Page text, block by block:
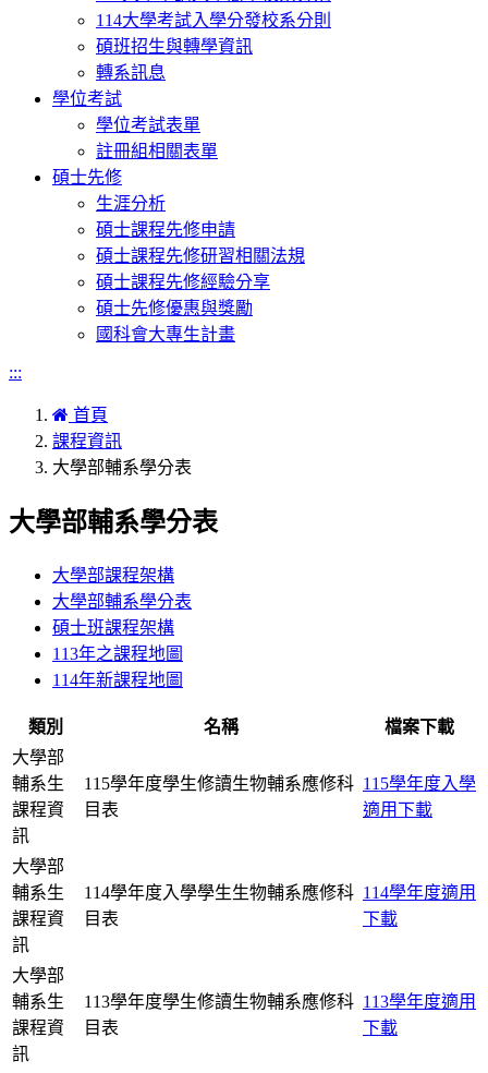
114大學考試入學分發校系分則
碩班招生與轉學資訊
轉系訊息
學位考試
學位考試表單
註冊組相關表單
碩士先修
生涯分析
碩士課程先修申請
碩士課程先修研習相關法規
碩士課程先修經驗分享
碩士先修優惠與獎勵
國科會大專生計畫
:::
首頁
課程資訊
大學部輔系學分表
大學部輔系學分表
大學部課程架構
大學部輔系學分表
碩士班課程架構
113年之課程地圖
114年新課程地圖
類別 名稱
檔案下載
大學部
輔系生
課程資
訊
115學年度學生修讀生物輔系應修科
目表
115學年度入學
適用下載
大學部
輔系生
課程資
訊
114學年度入學學生生物輔系應修科
目表
114學年度適用
下載
大學部
輔系生
課程資
訊
113學年度學生修讀生物輔系應修科
目表
113學年度適用
下載